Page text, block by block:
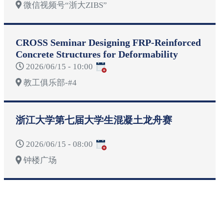
微信视频号“浙大ZIBS”
CROSS Seminar Designing FRP-Reinforced
Concrete Structures for Deformability
2026/06/15 - 10:00
教工俱乐部-#4
浙江大学第七届大学生混凝土龙舟赛
2026/06/15 - 08:00
钟楼广场